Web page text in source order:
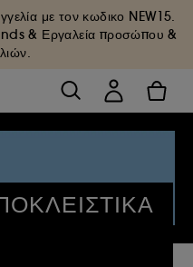
με τον κωδικο NEW15.
& Εργαλεία προσώπου &